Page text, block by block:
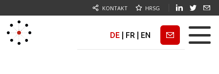
KONTAKT HRSG
DE FR EN Newsletter